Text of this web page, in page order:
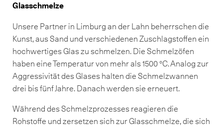
Glasschmelze
Unsere Partner in Limburg an der Lahn beherrschen die
Kunst, aus Sand und verschiedenen Zuschlagstoffen ein
hochwertiges Glas zu schmelzen. Die Schmelzöfen
haben eine Temperatur von mehr als 1500 °C. Analog zur
Aggressivität des Glases halten die Schmelzwannen
drei bis fünf Jahre. Danach werden sie erneuert.
Während des Schmelzprozesses reagieren die
Rohstoffe und zersetzen sich zur Glasschmelze, die sich